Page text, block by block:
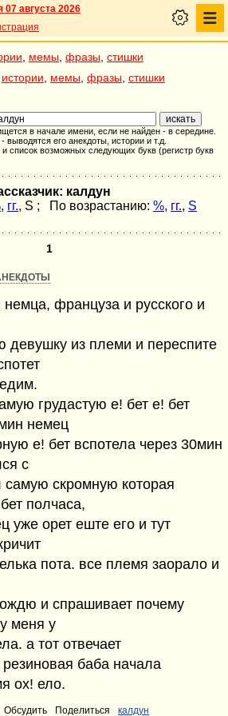
августа 2026
мемы фразы стишки
истории мемы фразы стишки
в начале имени, если не найден - в середине.
выводятся его анекдоты, истории и т.д.
список возможных следующих букв (регистр букв
калдун
, гг., S ; По возрастанию: %, гг., S
1
француза и русского и
из племи и переспите
грудастую е! бет е! бет
немец
е! бет вспотела через 30мин
с
самую скромную которая
полчаса,
уже орет еште его и тут
пота. все племя заорало и
и спрашивает почему
меня у
а тот отвечает
баба начала
ох! ело.
Обсудить Поделиться калдун